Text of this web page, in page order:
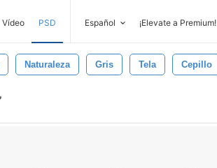
Vídeo PSD Español ¡Elevate a Premium!
Naturaleza Gris Tela Cepillo